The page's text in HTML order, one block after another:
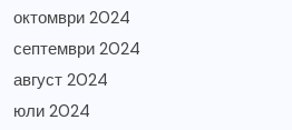
октомври 2024
септември 2024
август 2024
юли 2024